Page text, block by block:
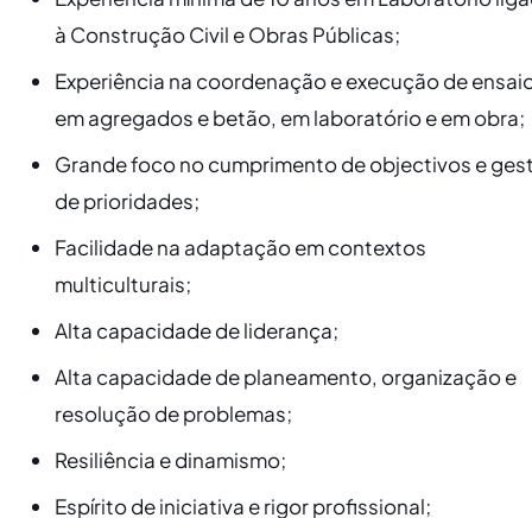
à Construção Civil e Obras Públicas;
​Experiência na coordenação e execução de
em agregados e betão, em laboratório e em obra;
​Grande foco no cumprimento de objectivos e
de prioridades;
​Facilidade na adaptação em contextos
multiculturais;
​Alta capacidade de liderança;
​Alta capacidade de planeamento, organização e
resolução de problemas;
​Resiliência e dinamismo;
​Espírito de iniciativa e rigor profissional;